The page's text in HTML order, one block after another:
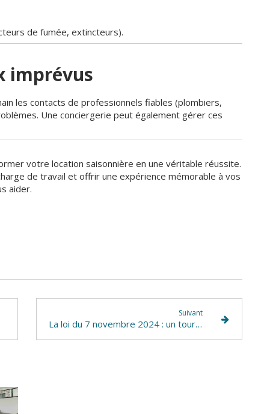
de fumée, extincteurs).
imprévus
les contacts de professionnels fiables (plombiers,
Une conciergerie peut également gérer ces
votre location saisonnière en une véritable réussite.
de travail et offrir une expérience mémorable à vos
aider.
Suivant
La loi du 7 novembre 2024 : un tournant pour les meublés de tourisme